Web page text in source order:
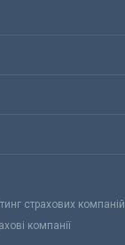
страхових компаній
компанії